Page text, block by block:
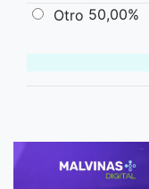
Otro 50,00%